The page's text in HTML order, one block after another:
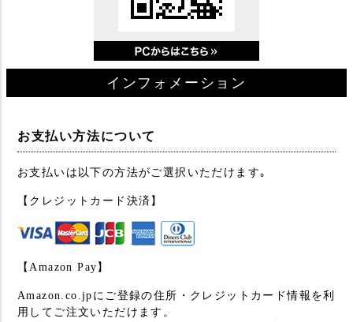
インフォメーション
お支払い方法について
お支払いは以下の方法がご選択いただけます｡
【クレジットカード決済】
【Amazon Pay】
Amazon.co.jpにご登録の住所・クレジットカード情報を利
用してご注文いただけます。